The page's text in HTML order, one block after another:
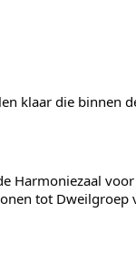
klaar die binnen
Harmoniezaal
tot Dweilgroep